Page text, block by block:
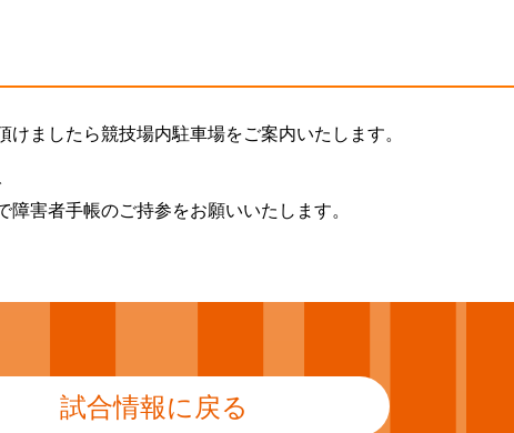
ましたら競技場内駐車場をご案内いたします。
害者手帳のご持参をお願いいたします。
試合情報に戻る